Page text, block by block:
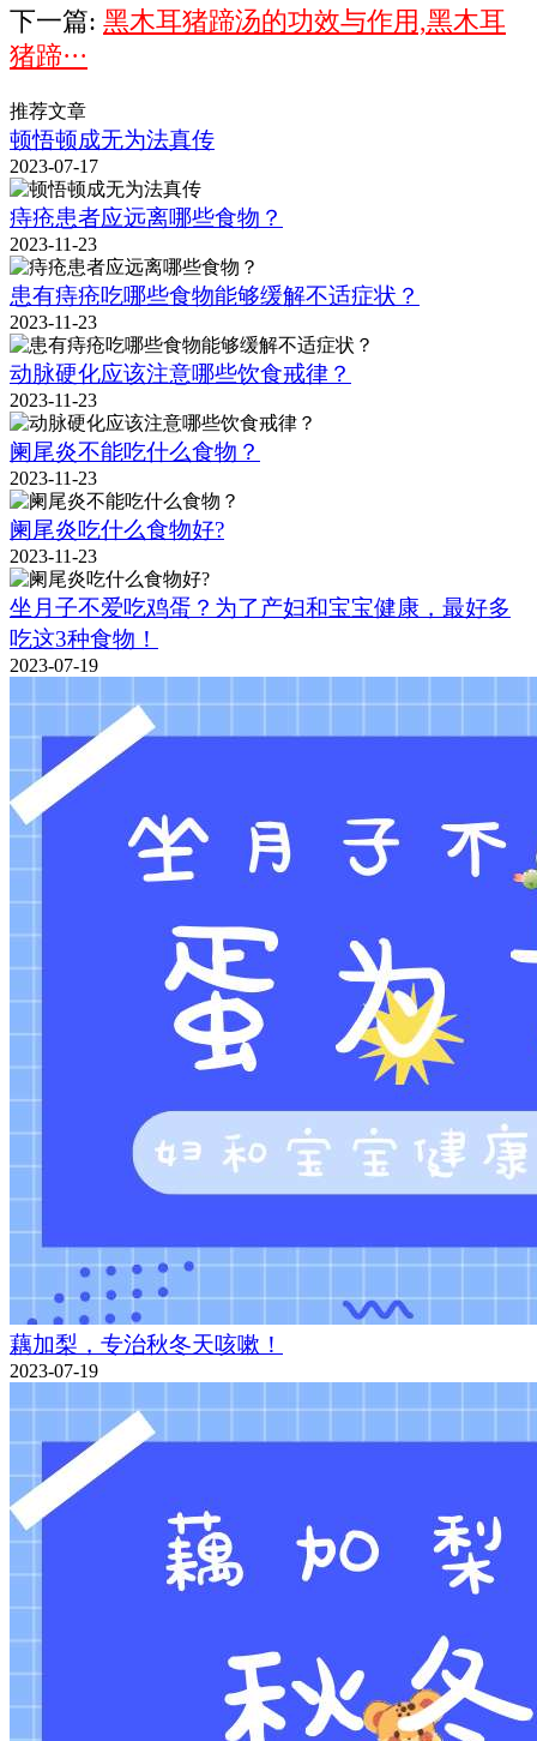
下一篇: 黑木耳猪蹄汤的功效与作用,黑木耳
猪蹄···
推荐文章
顿悟顿成无为法真传
2023-07-17
痔疮患者应远离哪些食物？
2023-11-23
患有痔疮吃哪些食物能够缓解不适症状？
2023-11-23
动脉硬化应该注意哪些饮食戒律？
2023-11-23
阑尾炎不能吃什么食物？
2023-11-23
阑尾炎吃什么食物好?
2023-11-23
坐月子不爱吃鸡蛋？为了产妇和宝宝健康，最好多
吃这3种食物！
2023-07-19
藕加梨，专治秋冬天咳嗽！
2023-07-19